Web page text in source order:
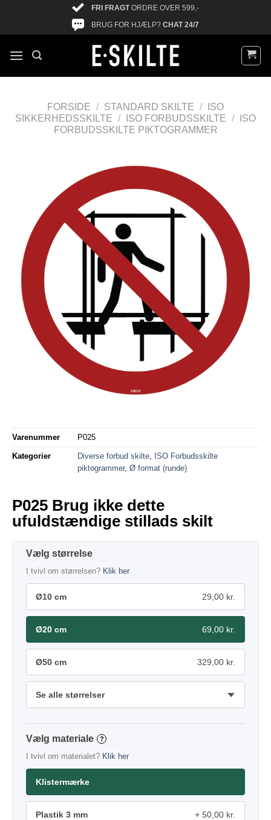
FRI FRAGTORDRE OVER 599,-
BRUG FOR HJÆLP? CHAT 24/7
FORSIDE / STANDARD SKILTE /
ISO
SIKKERHEDSSKILTE
/ ISO FORBUDSSKILTE /
ISO
FORBUDSSKILTE PIKTOGRAMMER
Varenummer P025
Kategorier Diverse forbud skilte
ISO Forbudsskilte
piktogrammer, Ø format (runde)
P025 Brug ikke dette
ufuldstændige stillads skilt
størrelse
I tvivl om størrelsen? Klik her
Ø10 cm 29,00 kr.
Ø20 cm 69,00 kr.
Ø50 cm 329,00 kr.
Se alle størrelser
materiale ?
I tvivl om materialet? Klik her
Klistermærke
Plastik 3 mm 50,00 kr.